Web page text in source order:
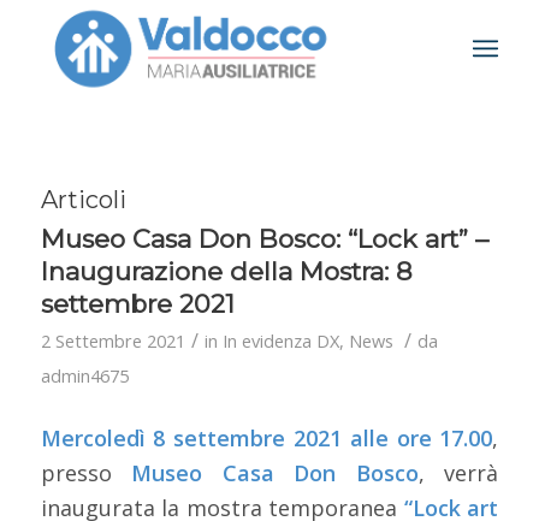
Articoli
Museo Casa Don Bosco: “Lock art” –
Inaugurazione della Mostra: 8
settembre 2021
2 Settembre 2021 / in In evidenza DX, News / da
admin4675
Mercoledì 8 settembre 2021 alle ore 17.00,
presso Museo Casa Don Bosco, verrà
inaugurata la mostra temporanea “Lock art